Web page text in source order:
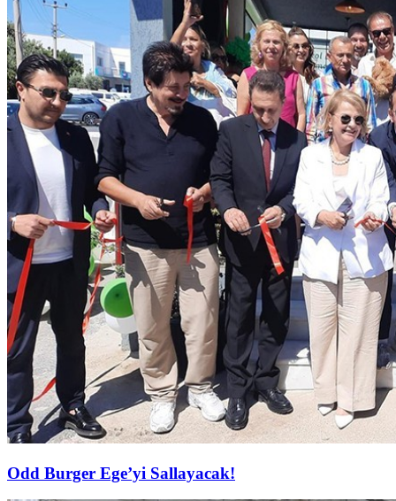
Odd Burger Ege’yi Sallayacak!